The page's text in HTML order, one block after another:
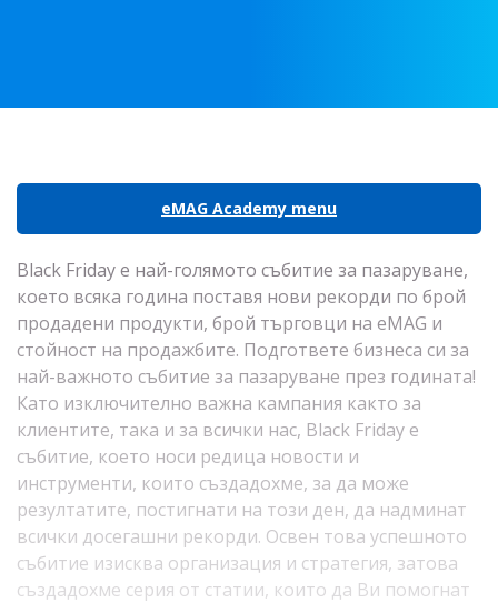
eMAG Academy menu
Black Friday е най-голямото събитие за пазаруване,
което всяка година поставя нови рекорди по брой
продадени продукти, брой търговци на eMAG и
стойност на продажбите. Подгответе бизнеса си за
най-важното събитие за пазаруване през годината!
Като изключително важна кампания както за
клиентите, така и за всички нас, Black Friday е
събитие, което носи редица новости и
инструменти, които създадохме, за да може
резултатите, постигнати на този ден, да надминат
всички досегашни рекорди. Освен това успешното
събитие изисква организация и стратегия, затова
създадохме серия от статии, които да Ви помогнат